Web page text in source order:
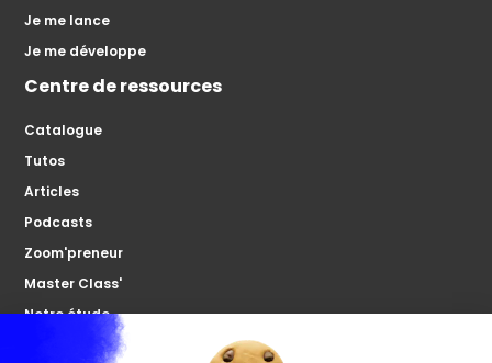
Je me lance
Je me développe
Centre de ressources
Catalogue
Tutos
Articles
Podcasts
Zoom'preneur
Master Class'
Notre étude
À propos